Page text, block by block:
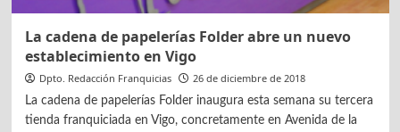
La cadena de papelerías Folder abre un nuevo
establecimiento en Vigo
Dpto. Redacción Franquicias 26 de diciembre de 2018
La cadena de papelerías Folder inaugura esta semana su tercera
tienda franquiciada en Vigo, concretamente en Avenida de la